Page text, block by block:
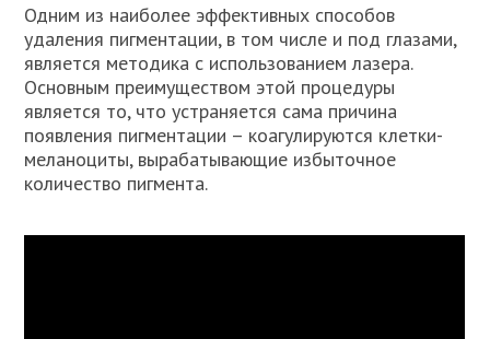
Одним из наиболее эффективных способов
удаления пигментации, в том числе и под глазами,
является методика с использованием лазера.
Основным преимуществом этой процедуры
является то, что устраняется сама причина
появления пигментации – коагулируются клетки-
меланоциты, вырабатывающие избыточное
количество пигмента.